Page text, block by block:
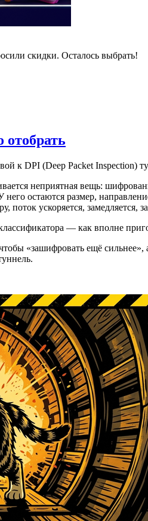
скидки. Осталось выбрать!
к DPI (Deep Packet
неприятная вещь:
остаются размер,
ускоряется, замедляется,
— как вполне
«зашифровать ещё